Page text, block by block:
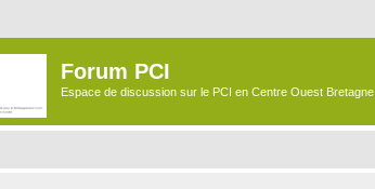
Forum PCI
Espace de discussion sur le PCI en Centre Ouest Bretagne